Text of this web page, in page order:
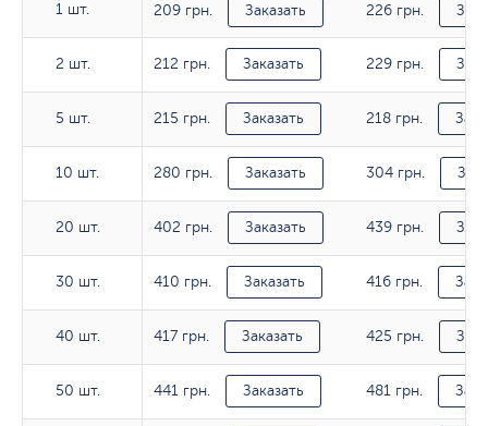
1 шт.
2 шт.
5 шт.
10 шт.
20 шт.
30 шт.
40 шт.
50 шт.
1 шт. 209 грн. Заказать 226 грн.
2 шт. 212 грн. Заказать 229 грн.
5 шт. 215 грн. Заказать 218 грн.
10 шт. 280 грн. Заказать 304 грн.
20 шт. 402 грн. Заказать 439 грн.
30 шт. 410 грн. Заказать 416 грн.
40 шт. 417 грн. Заказать 425 грн.
50 шт. 441 грн. Заказать 481 грн.